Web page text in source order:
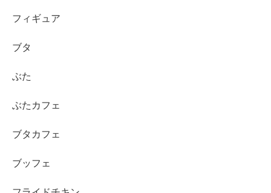
フィギュア
ブタ
ぶた
ぶたカフェ
ブタカフェ
ブッフェ